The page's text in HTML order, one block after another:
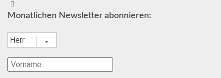
Monatlichen Newsletter abonnieren: